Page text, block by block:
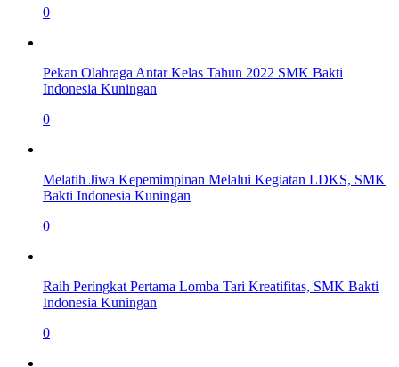
0
Pekan Olahraga Antar Kelas Tahun 2022 SMK Bakti
Indonesia Kuningan
0
Melatih Jiwa Kepemimpinan Melalui Kegiatan LDKS, SMK
Bakti Indonesia Kuningan
0
Raih Peringkat Pertama Lomba Tari Kreatifitas, SMK Bakti
Indonesia Kuningan
0